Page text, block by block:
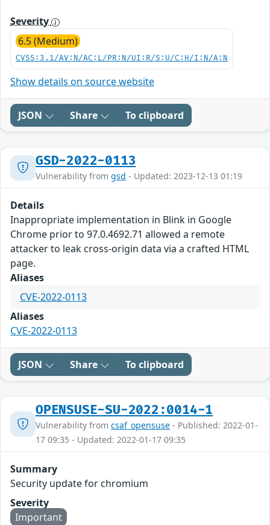
Severity
6.5 (Medium)
CVSS:3.1/AV:N/AC:L/PR:N/UI:R/S:U/C:H/I:N/A:N
Show details on source website
JSON Share To clipboard
GSD-2022-0113
Vulnerability from gsd - Updated: 2023-12-13 01:19
Details
Inappropriate implementation in Blink in Google
Chrome prior to 97.0.4692.71 allowed a remote
attacker to leak cross-origin data via a crafted HTML
page.
Aliases
CVE-2022-0113
Aliases
CVE-2022-0113
JSON Share To clipboard
OPENSUSE-SU-2022:0014-1
Vulnerability from csaf_opensuse - Published: 2022-01-
17 09:35 - Updated: 2022-01-17 09:35
Summary
Security update for chromium
Severity
Important